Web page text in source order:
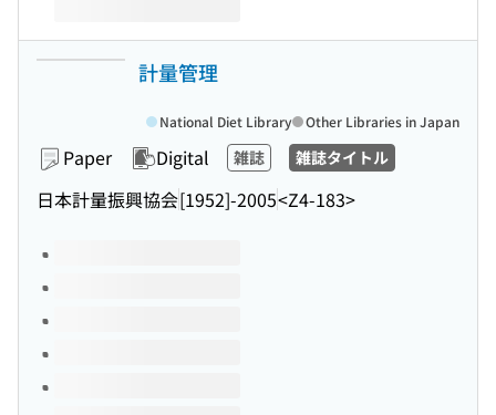
計量管理
Paper Digital 雑誌 雑誌タイトル
日本計量振興協会[1952]-2005<Z4-183>
National Diet Library Other Libraries in Japan
Volumes of this title